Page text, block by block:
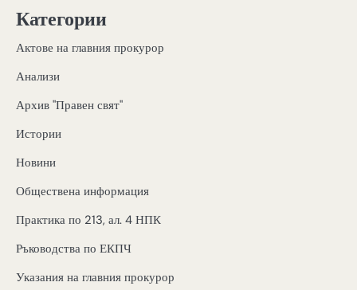
Категории
Актове на главния прокурор
Анализи
Архив "Правен свят"
Истории
Новини
Обществена информация
Практика по 213, ал. 4 НПК
Ръководства по ЕКПЧ
Указания на главния прокурор